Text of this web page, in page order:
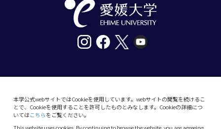
本学公式webサイトではCookieを使用しています。webサイトの閲覧を続けるこ
とで、Cookieを使用することを許可したものとみなします。Cookieの詳細につ
いてはこちらをご覧ください。
10-13 Dogo-Himata, Matsuyama, Ehime 790-